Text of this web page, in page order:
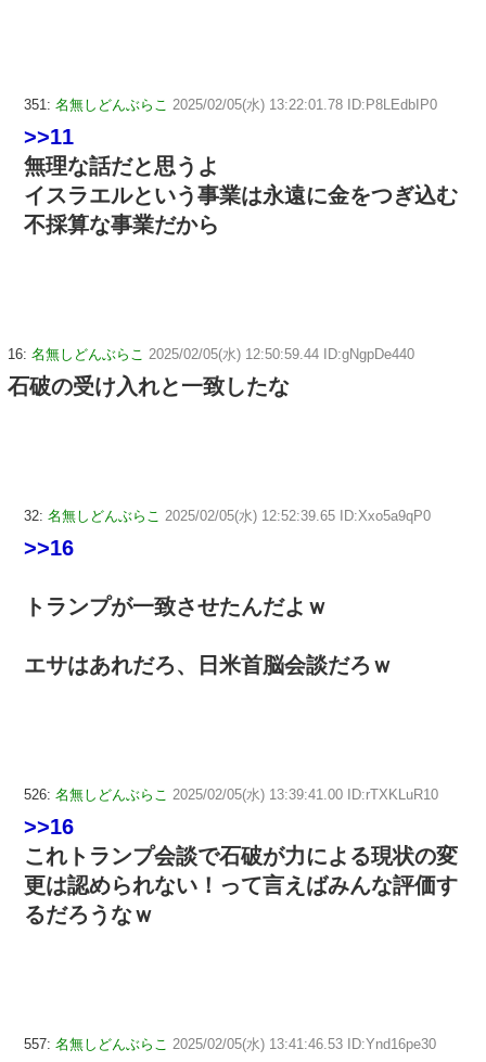
351: 名無しどんぶらこ 2025/02/05(水) 13:22:01.78 ID:P8LEdbIP0
>>11
無理な話だと思うよ
イスラエルという事業は永遠に金をつぎ込む
不採算な事業だから
16: 名無しどんぶらこ 2025/02/05(水) 12:50:59.44 ID:gNgpDe440
石破の受け入れと一致したな
32: 名無しどんぶらこ 2025/02/05(水) 12:52:39.65 ID:Xxo5a9qP0
>>16
トランプが一致させたんだよｗ
エサはあれだろ、日米首脳会談だろｗ
526: 名無しどんぶらこ 2025/02/05(水) 13:39:41.00 ID:rTXKLuR10
>>16
これトランプ会談で石破が力による現状の変
更は認められない！って言えばみんな評価す
るだろうなｗ
557: 名無しどんぶらこ 2025/02/05(水) 13:41:46.53 ID:Ynd16pe30